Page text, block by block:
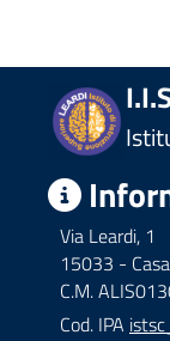
Via Leardi, 1
15033 -
C.M.
Cod. IPA